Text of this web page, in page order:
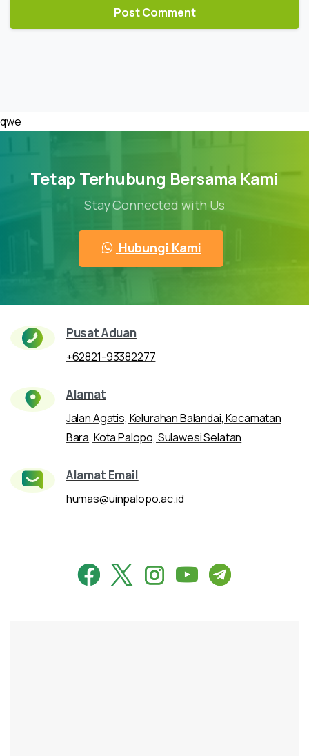
qwe
Tetap Terhubung Bersama Kami
Stay Connected with Us
Hubungi Kami
Pusat Aduan
+62821-93382277
Alamat
Jalan Agatis, Kelurahan Balandai, Kecamatan
Bara, Kota Palopo, Sulawesi Selatan
Alamat Email
humas@uinpalopo.ac.id